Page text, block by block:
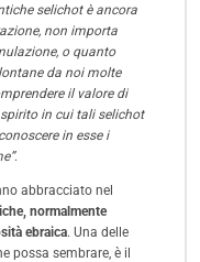
selichot è ancora
non importa
o quanto
da noi molte
il valore di
in cui tali selichot
in esse i
.
abbracciato nel
normalmente
ebraica. Una delle
possa sembrare, è il